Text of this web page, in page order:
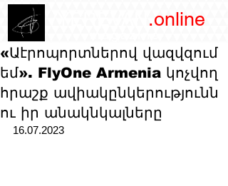
.online
«Աէրոպորտներով վազվզում
եմ». FlyOne Armenia կոչվող
հրաշք ավիակընկերությունն
ու իր անակնկալները
16.07.2023